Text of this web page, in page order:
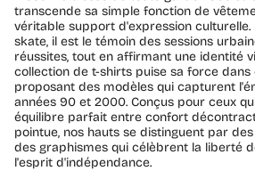
transcende sa simple fonction de
véritable support d'expression culturelle.
skate, il est le témoin des sessions
réussites, tout en affirmant une identité
collection de t-shirts puise sa force dans
proposant des modèles qui capturent
années 90 et 2000. Conçus pour ceux
équilibre parfait entre confort
pointue, nos hauts se distinguent par
des graphismes qui célèbrent la liberté
l'esprit d'indépendance.